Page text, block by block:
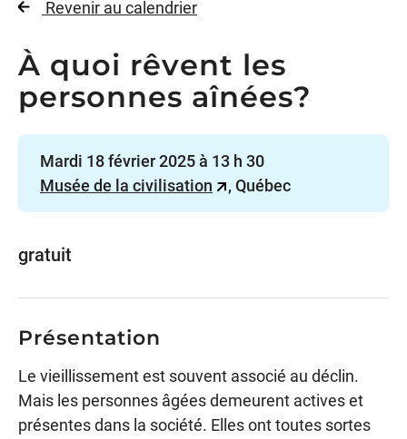
Revenir au calendrier
À quoi rêvent les
personnes aînées?
Mardi 18 février 2025 à 13 h 30
Musée de la civilisation
, Québec
gratuit
Présentation
Le vieillissement est souvent associé au déclin.
Mais les personnes âgées demeurent actives et
présentes dans la société. Elles ont toutes sortes